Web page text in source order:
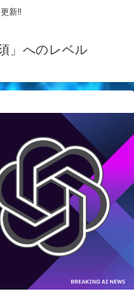
新‼
」へのレベル